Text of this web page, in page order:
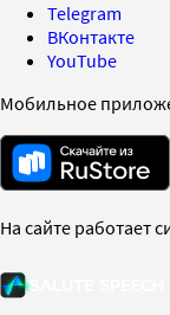
Telegram
ВКонтакте
YouTube
Мобильное
На сайте работает